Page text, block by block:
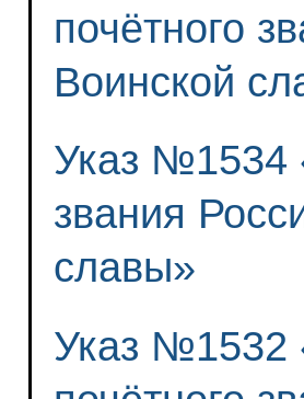
почётного
Воинской
Указ №1534
звания
славы»
Указ №1532